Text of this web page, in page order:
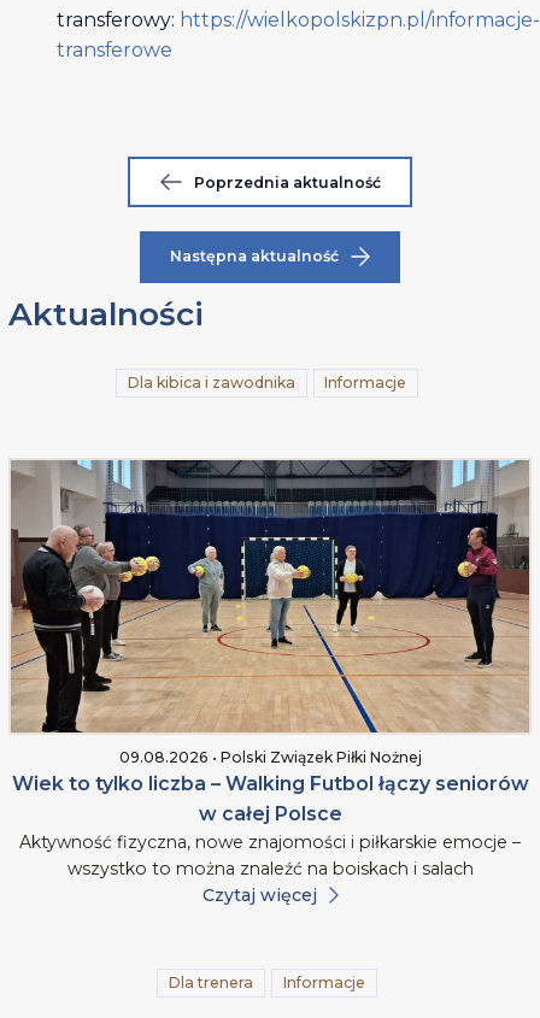
transferowy: https://wielkopolskizpn.pl/informacje-
transferowe
Poprzednia aktualność
Następna aktualność
Aktualności
Dla kibica i zawodnika Informacje
09.08.2026 • Polski Związek Piłki Nożnej
Wiek to tylko liczba – Walking Futbol łączy seniorów
w całej Polsce
Aktywność fizyczna, nowe znajomości i piłkarskie emocje –
wszystko to można znaleźć na boiskach i salach
Czytaj więcej
Dla trenera Informacje